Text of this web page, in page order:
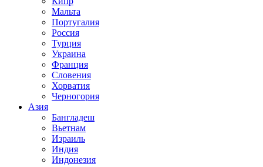
Мальта
Португалия
Россия
Турция
Украина
Франция
Словения
Хорватия
Черногория
Азия
Бангладеш
Вьетнам
Израиль
Индия
Индонезия